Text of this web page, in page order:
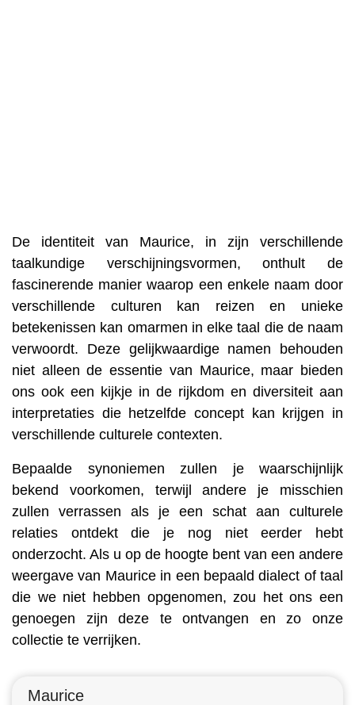
De identiteit van Maurice, in zijn verschillende
taalkundige verschijningsvormen, onthult de
fascinerende manier waarop een enkele naam door
verschillende culturen kan reizen en unieke
betekenissen kan omarmen in elke taal die de naam
verwoordt. Deze gelijkwaardige namen behouden
niet alleen de essentie van Maurice, maar bieden
ons ook een kijkje in de rijkdom en diversiteit aan
interpretaties die hetzelfde concept kan krijgen in
verschillende culturele contexten.
Bepaalde synoniemen zullen je waarschijnlijk
bekend voorkomen, terwijl andere je misschien
zullen verrassen als je een schat aan culturele
relaties ontdekt die je nog niet eerder hebt
onderzocht. Als u op de hoogte bent van een andere
weergave van Maurice in een bepaald dialect of taal
die we niet hebben opgenomen, zou het ons een
genoegen zijn deze te ontvangen en zo onze
collectie te verrijken.
Maurice